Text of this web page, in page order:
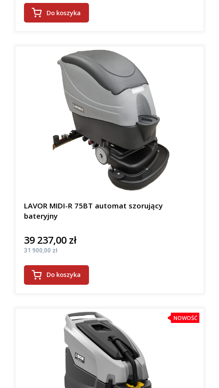
Do koszyka
LAVOR MIDI-R 75BT automat szorujący
bateryjny
Cena
39 237,00 zł
Cena
31 900,00 zł
Do koszyka
NOWOŚĆ